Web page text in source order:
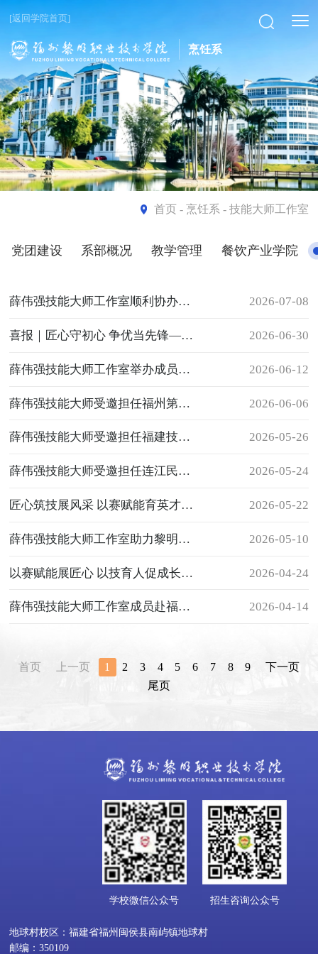
[返回学院首页]
烹饪系
首页- 烹饪系 - 技能大师工作室
党团建设 系部概况 教学管理 餐饮产业学院
薛伟强技能大师工作室顺利协办黎明学院中式烹调师职业技能等级认定考试 2026-07-08
喜报｜匠心守初心 争优当先锋——薛伟强技能大师工作室领办人获评市直教育系统“优秀共产党员”称号 2026-06-30
薛伟强技能大师工作室举办成员阶段性作品展 2026-06-12
薛伟强技能大师受邀担任福州第一技师学院考评员 2026-06-06
薛伟强技能大师受邀担任福建技师学院考评员 2026-05-26
薛伟强技能大师受邀担任连江民政学校考评员 2026-05-24
匠心筑技展风采 以赛赋能育英才——薛伟强技能大师工作室助力校园职业技能竞赛 2026-05-22
薛伟强技能大师工作室助力黎明学院“以爱润心感恩母亲”母亲节主题沙龙活动 2026-05-10
以赛赋能展匠心 以技育人促成长——薛伟强技能大师工作室成员斩获岚台烹饪大赛佳绩 2026-04-24
薛伟强技能大师工作室成员赴福建省醉得意餐饮管理有限公司开展走访调研 2026-04-14
首页 上一页 1 2 3 4 5 6 7 8 9
下一页
尾页
学校微信公众号 招生咨询公众号
地球村校区：福建省福州闽侯县南屿镇地球村
邮编：350109